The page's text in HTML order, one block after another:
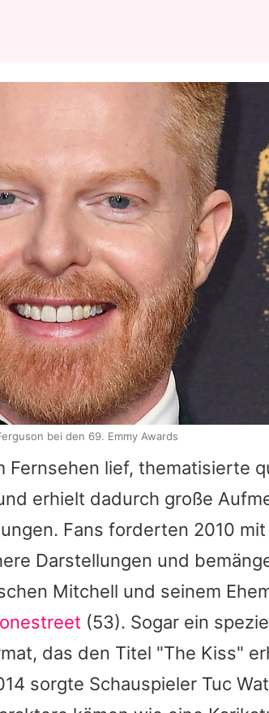
Fernsehen lief, thematisierte
erhielt dadurch große
Fans forderten 2010
Darstellungen und
Mitchell und seinem
(53). Sogar ein
das den Titel "The Kiss"
sorgte Schauspieler Tuc
bei den 69. Emmy Awards